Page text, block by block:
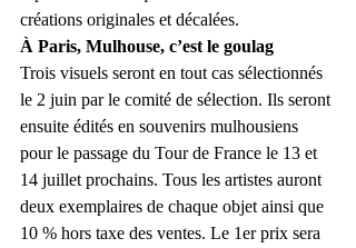
créations originales et décalées.
À Paris, Mulhouse, c’est le goulag
Trois visuels seront en tout cas sélectionnés
le 2 juin par le comité de sélection. Ils seront
ensuite édités en souvenirs mulhousiens
pour le passage du Tour de France le 13 et
14 juillet prochains. Tous les artistes auront
deux exemplaires de chaque objet ainsi que
10 % hors taxe des ventes. Le 1er prix sera